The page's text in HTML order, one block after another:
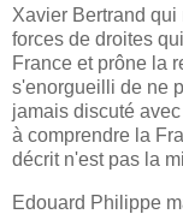
Xavier Bertrand
forces de droites
France et prône la
s'enorgueilli de ne
jamais discuté
à comprendre la
décrit n'est pas la
Edouard Philippe